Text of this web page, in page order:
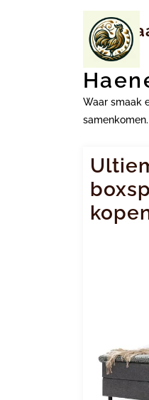
Waar smaak
samenkomen.
Tag: